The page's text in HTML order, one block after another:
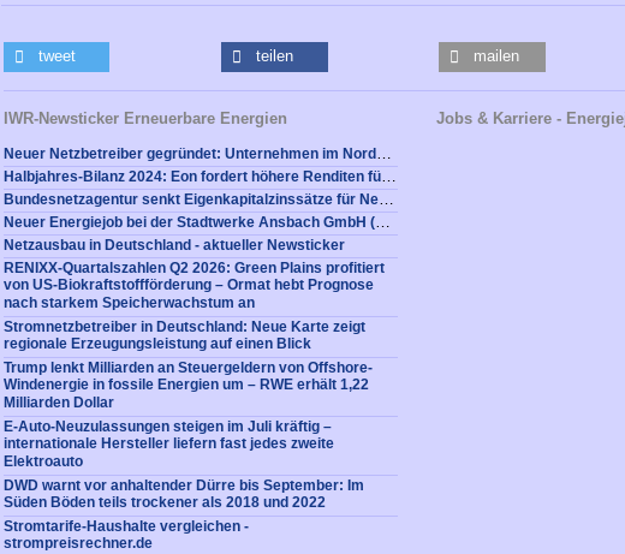
tweet teilen mailen
IWR-Newsticker Erneuerbare Energien
Netzausbau in Deutschland - aktueller Newsticker
RENIXX-Quartalszahlen Q2 2026: Green Plains profitiert
von US-Biokraftstoffförderung – Ormat hebt Prognose
nach starkem Speicherwachstum an
Stromnetzbetreiber in Deutschland: Neue Karte zeigt
regionale Erzeugungsleistung auf einen Blick
Trump lenkt Milliarden an Steuergeldern von Offshore-
Windenergie in fossile Energien um – RWE erhält 1,22
Milliarden Dollar
E-Auto-Neuzulassungen steigen im Juli kräftig –
internationale Hersteller liefern fast jedes zweite
Elektroauto
DWD warnt vor anhaltender Dürre bis September: Im
Süden Böden teils trockener als 2018 und 2022
Stromtarife-Haushalte vergleichen -
strompreisrechner.de
Jobs & Karriere -